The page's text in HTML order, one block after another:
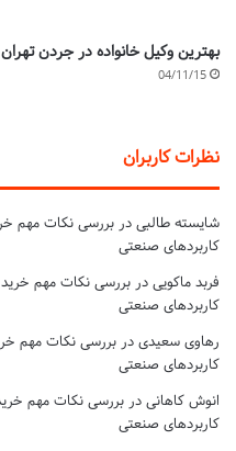
بهترین وکیل خانواده در جردن تهران
04/11/15
نظرات کاربران
شایسته طالبی در
کاربردهای صنعتی
فربد ماکویی در
کاربردهای صنعتی
رهاوی سعیدی در
کاربردهای صنعتی
انوش کاهانی در
کاربردهای صنعتی